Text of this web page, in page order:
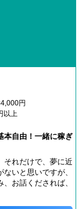
円
以上
本自由！一緒に稼ぎ
それだけで、夢に近
いと思いですが、
お話くだされば、